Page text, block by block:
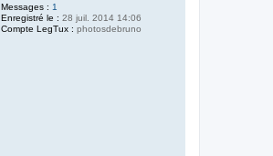
Messages : 1
Enregistré le : 28 juil. 2014 14:06
Compte LegTux : photosdebruno